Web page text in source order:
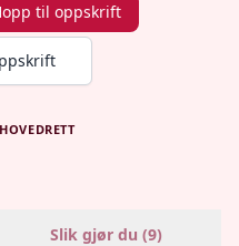
til oppskrift
HOVEDRETT
Slik gjør du (9)